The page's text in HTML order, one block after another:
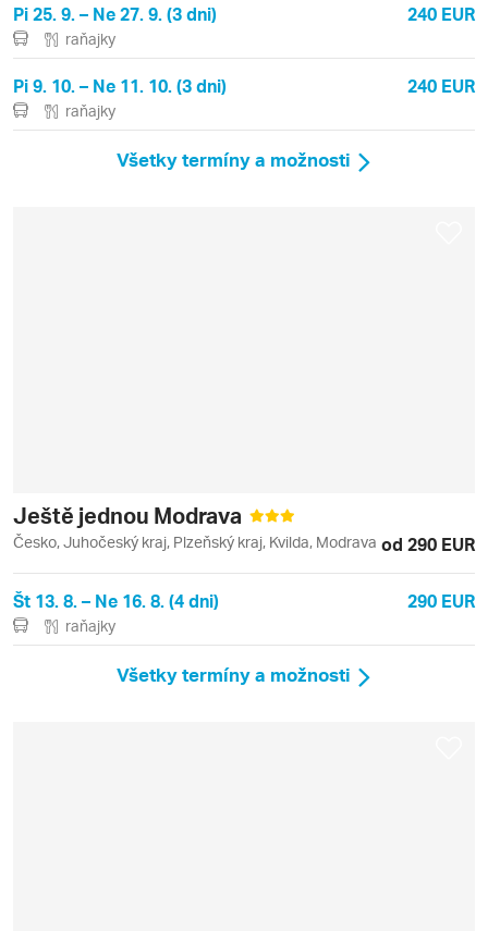
Pi 25. 9. – Ne 27. 9. (3 dni) 240 EUR
raňajky
Pi 9. 10. – Ne 11. 10. (3 dni) 240 EUR
raňajky
Všetky termíny a možnosti
Ještě jednou Modrava
Česko, Juhočeský kraj, Plzeňský kraj, Kvilda, Modrava od 290 EUR
Št 13. 8. – Ne 16. 8. (4 dni) 290 EUR
raňajky
Všetky termíny a možnosti